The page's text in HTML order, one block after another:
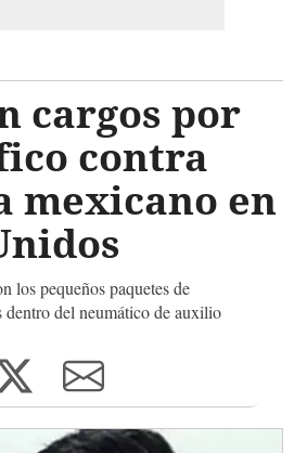
cargos por
contra
mexicano en
los pequeños paquetes de
dentro del neumático de auxilio